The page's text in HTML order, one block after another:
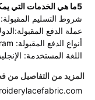
5ما هي الخدمات التي يمكننا تقديمها؟
شروط التسليم المقبولة: CIF، EXW، DDU؛
عملة الدفع
أنواع الدفع المقبولة: T/T،MoneyGram، بطاقة الائتمان،PayPal،Western Union،Escrow؛
اللغة المستخدمة:
المزيد من التفاصيل من